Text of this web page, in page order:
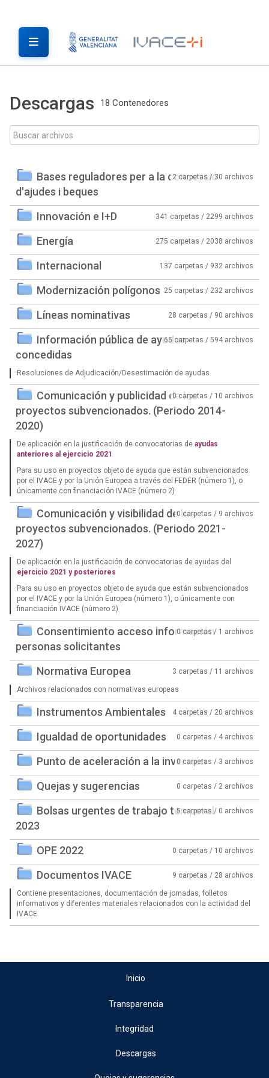
Descargas 18 Contenedores
Bases reguladores per a la concessió
d'ajudes i beques
2 carpetas / 30 archivos
Innovación e I+D 341 carpetas / 2299 archivos
Energía 275 carpetas / 2038 archivos
Internacional 137 carpetas / 932 archivos
Modernización polígonos 25 carpetas / 232 archivos
Líneas nominativas 28 carpetas / 90 archivos
Información pública de ayudas
concedidas
65 carpetas / 594 archivos
Resoluciones de Adjudicación/Desestimación de ayudas.
Comunicación y publicidad de los
proyectos subvencionados. (Periodo 2014-
2020)
0 carpetas / 10 archivos
De aplicación en la justificación de convocatorias de ayudas
anteriores al ejercicio 2021
Para su uso en proyectos objeto de ayuda que están subvencionados
por el IVACE y por la Unión Europea a través del FEDER (número 1), o
únicamente con financiación IVACE (número 2)
Comunicación y visibilidad de los
proyectos subvencionados. (Periodo 2021-
2027)
0 carpetas / 9 archivos
De aplicación en la justificación de convocatorias de ayudas del
ejercicio 2021 y posteriores
Para su uso en proyectos objeto de ayuda que están subvencionados
por el IVACE y por la Unión Europea (número 1), o únicamente con
financiación IVACE (número 2)
Consentimiento acceso información
personas solicitantes
0 carpetas / 1 archivos
Normativa Europea 3 carpetas / 11 archivos
Archivos relacionados con normativas europeas
Instrumentos Ambientales 4 carpetas / 20 archivos
Igualdad de oportunidades 0 carpetas / 4 archivos
Punto de aceleración a la inversión0 carpetas / 3 archivos
Quejas y sugerencias 0 carpetas / 2 archivos
Bolsas urgentes de trabajo temporal
2023
5 carpetas / 0 archivos
OPE 2022 0 carpetas / 10 archivos
Documentos IVACE 9 carpetas / 28 archivos
Contiene presentaciones, documentación de jornadas, folletos
informativos y diferentes materiales relacionados con la actividad del
IVACE.
Inicio
Transparencia
Integridad
Descargas